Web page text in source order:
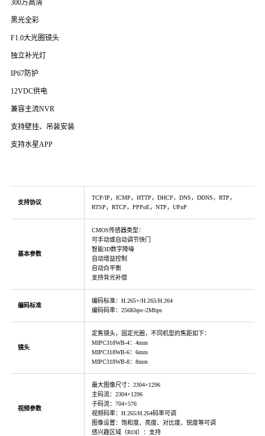
300万高清
黑光全彩
F1.0大光圈镜头
独立补光灯
IP67防护
12VDC供电
兼容主流NVR
支持壁挂、吊装安装
支持水星APP
支持协议
TCP/IP，ICMP，HTTP，DHCP，DNS，DDNS，RTP，
RTSP，RTCP，PPPoE，NTP，UPnP
基本参数
CMOS传感器类型：
可手动或自动调节快门
智能3D数字降噪
自动增益控制
自动白平衡
支持背光补偿
编码标准
编码标准：H.265+/H.265/H.264
编码码率：256Kbps~2Mbps
镜头
定焦镜头，固定光圈，不同机型的焦距如下：
MIPC318WB-4：4mm
MIPC318WB-6：6mm
MIPC318WB-8：8mm
视频参数
最大图像尺寸：2304×1296
主码流：2304×1296
子码流：704×576
视频码率：H.265/H.264码率可调
图像设置：饱和度、亮度、对比度、锐度等可调
感兴趣区域（ROI）：支持